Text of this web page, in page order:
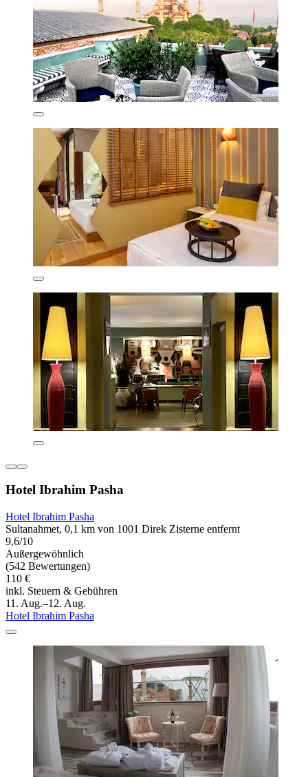
Hotel Ibrahim Pasha
Hotel Ibrahim Pasha
Sultanahmet, 0,1 km von 1001 Direk Zisterne entfernt
9,6/10
Außergewöhnlich
(542 Bewertungen)
110 €
inkl. Steuern & Gebühren
11. Aug.–12. Aug.
Hotel Ibrahim Pasha